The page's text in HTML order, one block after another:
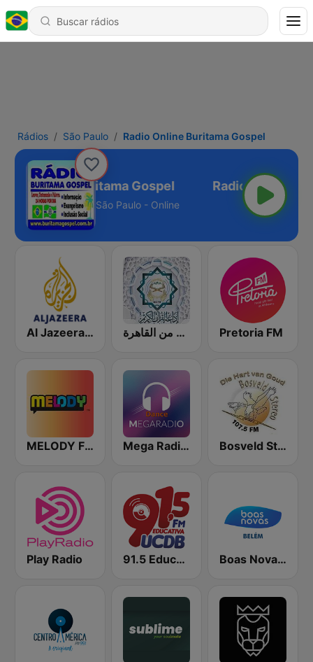
Rádios São Paulo Radio Online Buritama Gospel
Online Buritama Gospel
São Paulo - Online
Al Jazeera English (قناة الجزيرة) إذاعة القرآن الكريم من القاهرة Pretoria FM
MELODY FM Mega Radio Dance Bosveld Stereo
Play Radio 91.5 Educativa UCDB FM Boas Novas Belém